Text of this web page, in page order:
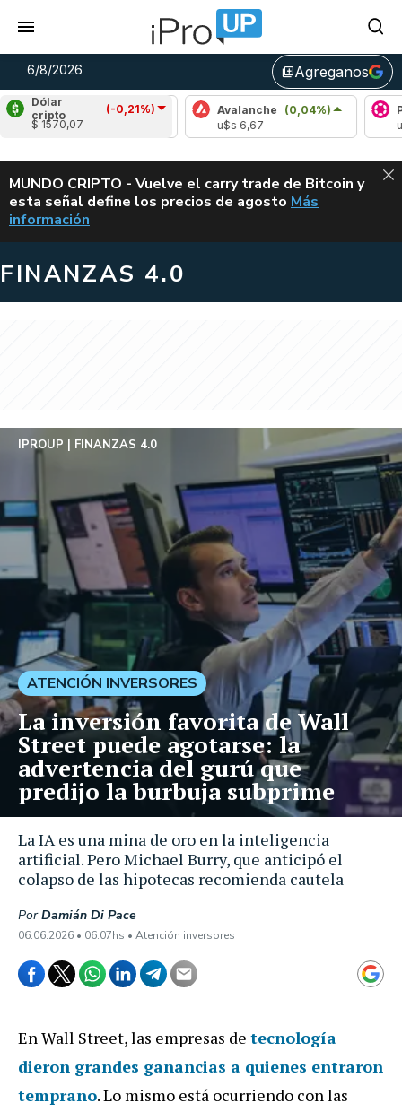
6/8/2026 library_addAgreganos
Dólar
cripto
(-0,21%)
$ 1570,07
Cardano
(-0,98%)
u$s 0,19
Avalanche (0,04%)
u$s 6,67
u$s
ALERTA
MUNDO CRIPTO - Vuelve el carry trade de Bitcoin y
esta señal define los precios de agosto VUELVE EL
Más
información
FINANZAS 4.0
La IA es una mina de oro en la inteligencia
artificial. Pero Michael Burry, que anticipó el
colapso de las hipotecas recomienda cautela
IPROUP FINANZAS 4.0
PorDamián Di Pace
06.06.2026 • 06:07hs • Atención inversores
ATENCIÓN INVERSORES
La inversión favorita de Wall
Street puede agotarse: la
advertencia del gurú que
predijo la burbuja subprime
En Wall Street, las empresas de tecnología
dieron grandes ganancias a quienes entraron
temprano. Lo mismo está ocurriendo con las